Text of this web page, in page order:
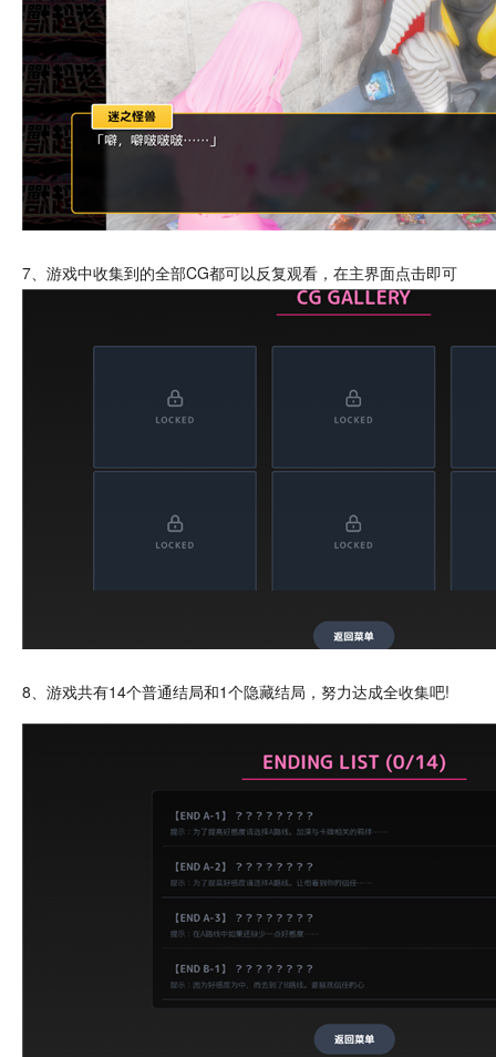
7、游戏中收集到的全部CG都可以反复观看，在主界面点击即可
8、游戏共有14个普通结局和1个隐藏结局，努力达成全收集吧!